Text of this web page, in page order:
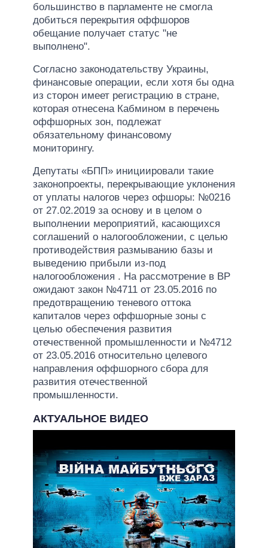
большинство в парламенте не смогла
добиться перекрытия оффшоров
обещание получает статус "не
выполнено".
Согласно законодательству Украины,
финансовые операции, если хотя бы одна
из сторон имеет регистрацию в стране,
которая отнесена Кабмином в перечень
оффшорных зон, подлежат
обязательному финансовому
мониторингу.
Депутаты «БПП» инициировали такие
законопроекты, перекрывающие уклонения
от уплаты налогов через офшоры: №0216
от 27.02.2019 за основу и в целом о
выполнении мероприятий, касающихся
соглашений о налогообложении, с целью
противодействия размыванию базы и
выведению прибыли из-под
налогообложения . На рассмотрение в ВР
ожидают закон №4711 от 23.05.2016 по
предотвращению теневого оттока
капиталов через оффшорные зоны с
целью обеспечения развития
отечественной промышленности и №4712
от 23.05.2016 относительно целевого
направления оффшорного сбора для
развития отечественной
промышленности.
АКТУАЛЬНОЕ ВИДЕО